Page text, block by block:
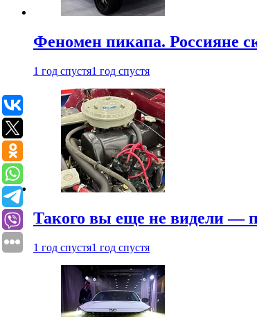
Феномен пикапа. Россияне
1 год спустя1 год спустя
Такого вы еще не видели —
1 год спустя1 год спустя